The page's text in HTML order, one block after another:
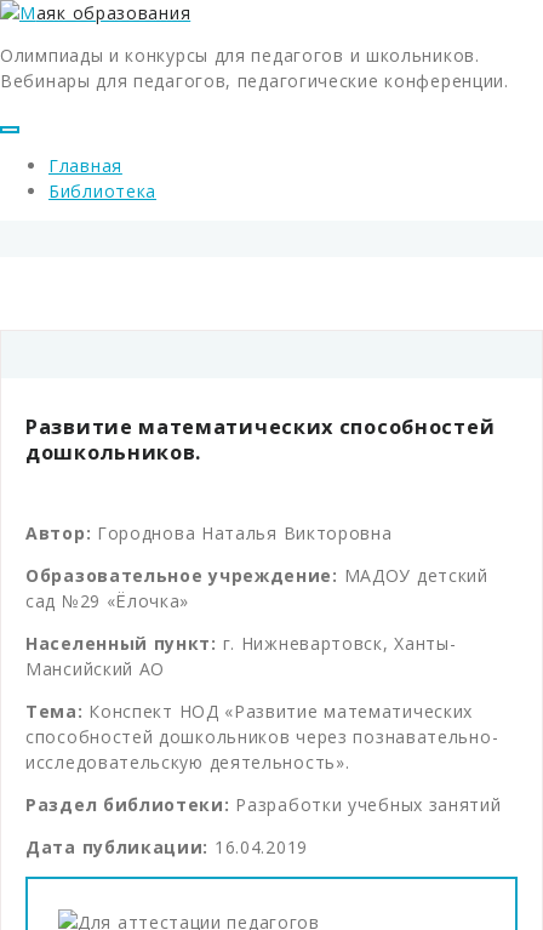
Олимпиады и конкурсы для педагогов и школьников.
Вебинары для педагогов, педагогические конференции.
Главная
Библиотека
Развитие математических способностей
дошкольников.
Автор: Городнова Наталья Викторовна
Образовательное учреждение: МАДОУ детский
сад №29 «Ёлочка»
Населенный пункт: г. Нижневартовск, Ханты-
Мансийский АО
Тема: Конспект НОД «Развитие математических
способностей дошкольников через познавательно-
исследовательскую деятельность».
Раздел библиотеки: Разработки учебных занятий
Дата публикации: 16.04.2019